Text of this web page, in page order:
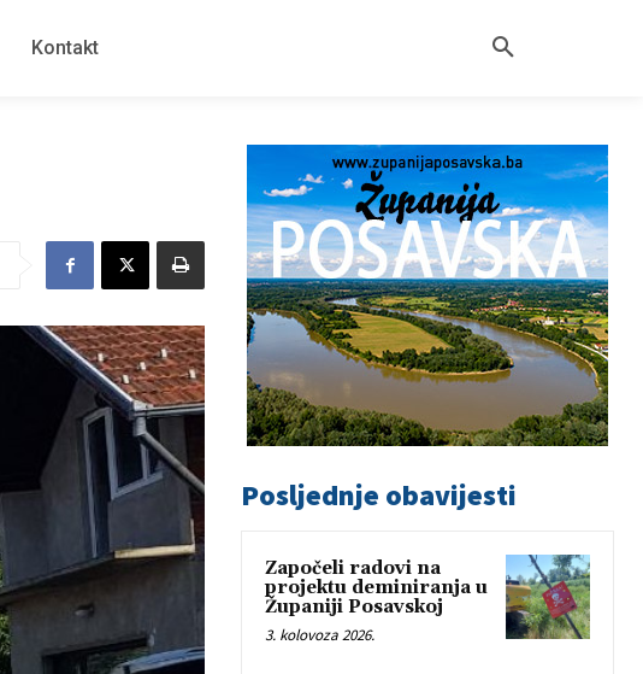
Kontakt
Posljednje obavijesti
Započeli radovi na
projektu deminiranja u
Županiji Posavskoj
3. kolovoza 2026.